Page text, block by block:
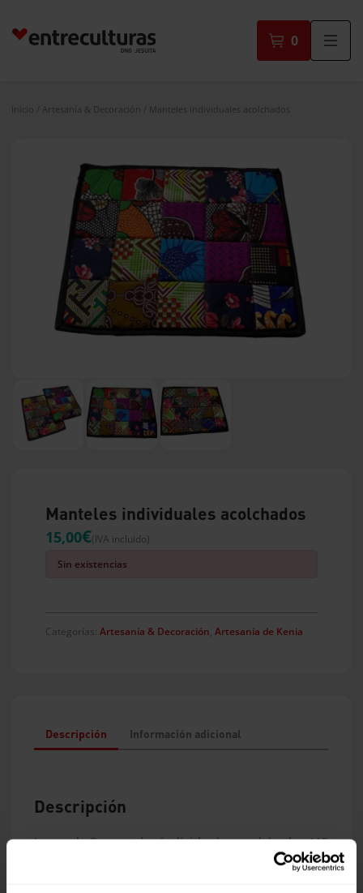
contenido
0
Inicio Artesanía & Decoración / Manteles individuales acolchados
Manteles individuales acolchados
15,00€(IVA incluido)
Sin existencias
Categorías: Artesanía & Decoración, Artesanía de Kenia
Descripción Información adicional
Descripción
Juego de 2 manteles individuales acolchados (43
x 33 cm.) realizados por grupos de artesanos,